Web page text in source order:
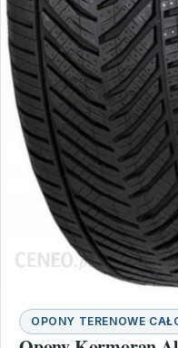
OPONY TERENOWE